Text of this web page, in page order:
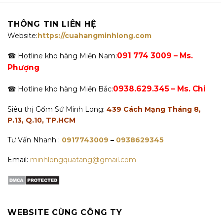
THÔNG TIN LIÊN HỆ
Website:https://cuahangminhlong.com
☎ Hotline kho hàng Miền Nam:091 774 3009 – Ms.
Phượng
☎ Hotline kho hàng Miền Bắc:0938.629.345 – Ms. Chi
Siêu thị Gốm Sứ Minh Long: 439 Cách Mạng Tháng 8,
P.13, Q.10, TP.HCM
Tư Vấn Nhanh : 0917743009 – 0938629345
Email: minhlongquatang@gmail.com
WEBSITE CÙNG CÔNG TY